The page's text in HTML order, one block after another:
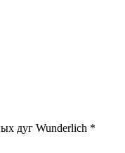
дуг Wunderlich *